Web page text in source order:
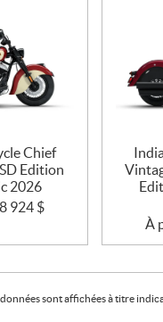
Chief
Edition
2026
924 $
À
données sont affichées à titre